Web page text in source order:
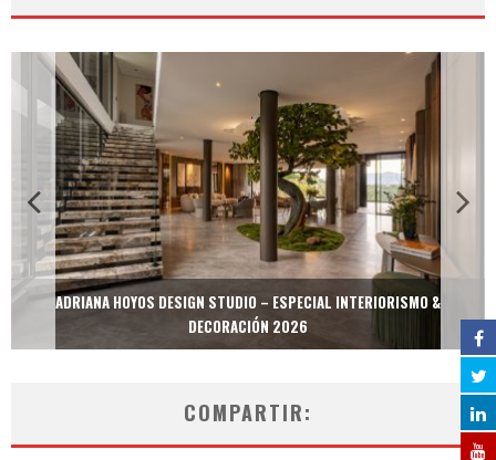
ADRIANA HOYOS DESIGN STUDIO – ESPECIAL INTERIORISMO &
DECORACIÓN 2026
COMPARTIR: